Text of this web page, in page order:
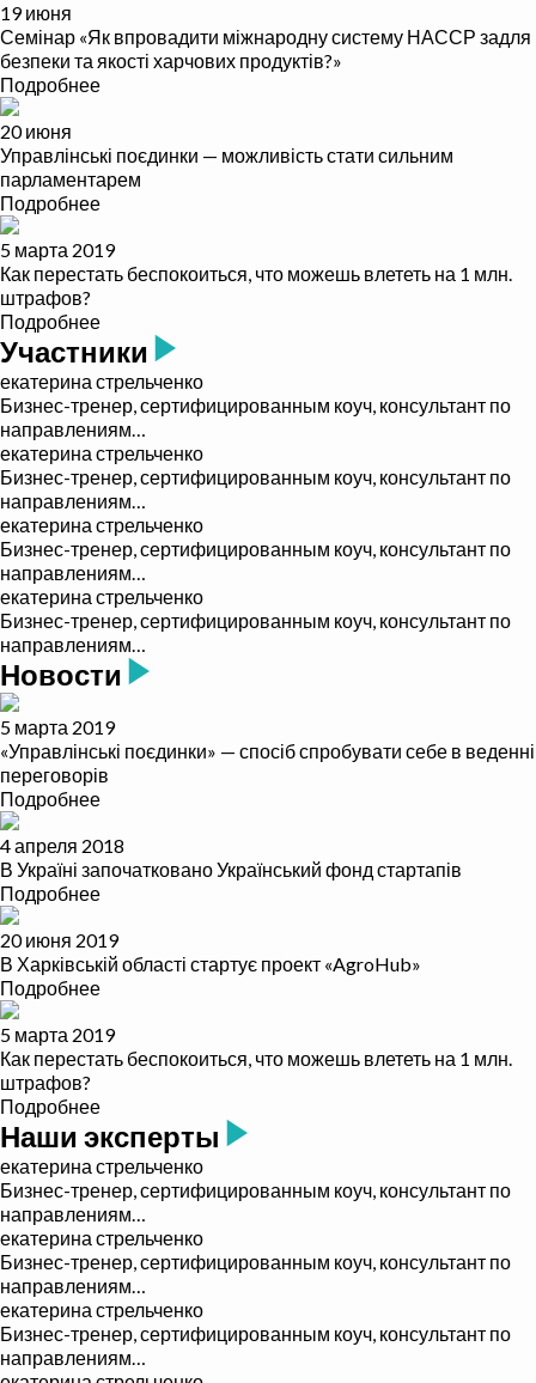
19 июня
Семінар «Як впровадити міжнародну систему НАССР задля
безпеки та якості харчових продуктів?»
Подробнее
20 июня
Управлінські поєдинки — можливість стати сильним
парламентарем
Подробнее
5 марта 2019
Как перестать беспокоиться, что можешь влететь на 1 млн.
штрафов?
Подробнее
Участники
екатерина стрельченко
Бизнес-тренер, сертифицированным коуч, консультант по
направлениям…
екатерина стрельченко
Бизнес-тренер, сертифицированным коуч, консультант по
направлениям…
екатерина стрельченко
Бизнес-тренер, сертифицированным коуч, консультант по
направлениям…
екатерина стрельченко
Бизнес-тренер, сертифицированным коуч, консультант по
направлениям…
Новости
5 марта 2019
«Управлінські поєдинки» — спосіб спробувати себе в веденні
переговорів
Подробнее
4 апреля 2018
В Україні започатковано Український фонд стартапів
Подробнее
20 июня 2019
В Харківській області стартує проект «AgroHub»
Подробнее
5 марта 2019
Как перестать беспокоиться, что можешь влететь на 1 млн.
штрафов?
Подробнее
Наши эксперты
екатерина стрельченко
Бизнес-тренер, сертифицированным коуч, консультант по
направлениям…
екатерина стрельченко
Бизнес-тренер, сертифицированным коуч, консультант по
направлениям…
екатерина стрельченко
Бизнес-тренер, сертифицированным коуч, консультант по
направлениям…